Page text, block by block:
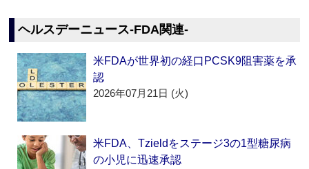
ヘルスデーニュース‐FDA関連‐
米FDAが世界初の経口PCSK9阻害薬を承
認
2026年07月21日 (火)
米FDA、Tzieldをステージ3の1型糖尿病
の小児に迅速承認